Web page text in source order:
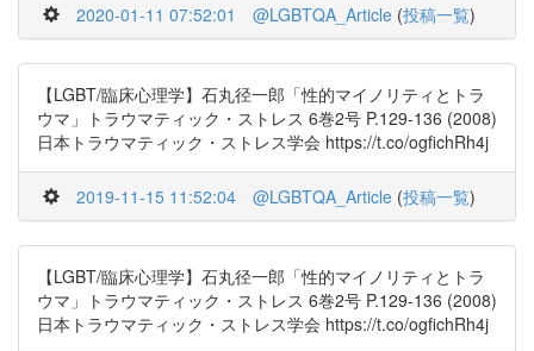
2020-01-11 07:52:01 @LGBTQA_Article (投稿一覧)
【LGBT/臨床心理学】石丸径一郎「性的マイノリティとトラ
ウマ」トラウマティック・ストレス 6巻2号 P.129-136 (2008)
日本トラウマティック・ストレス学会 https://t.co/ogfichRh4j
2019-11-15 11:52:04 @LGBTQA_Article (投稿一覧)
【LGBT/臨床心理学】石丸径一郎「性的マイノリティとトラ
ウマ」トラウマティック・ストレス 6巻2号 P.129-136 (2008)
日本トラウマティック・ストレス学会 https://t.co/ogfichRh4j